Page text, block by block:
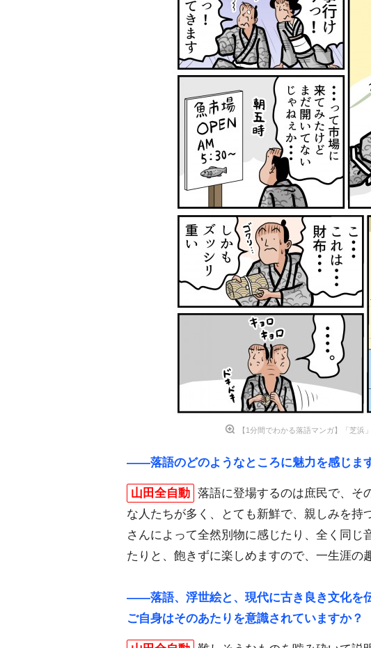
【1分間でわかる落語マンガ】「芝
――落語のどのようなところに魅力を感じま
山田全自動 落語に登場するのは庶民で、そ
な人たちが多く、とても新鮮で、親しみを持
さんによって全然別物に感じたり、全く同じ
たりと、飽きずに楽しめますので、一生涯の
――落語、浮世絵と、現代に古き良き文化を
ご自身はそのあたりを意識されていますか？